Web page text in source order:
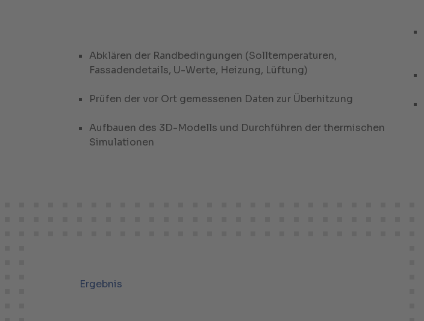
Abklären der Randbedingungen (Solltemperaturen,
Fassadendetails, U-Werte, Heizung, Lüftung)
Prüfen der vor Ort gemessenen Daten zur Überhitzung
Aufbauen des 3D-Modells und Durchführen der thermischen
Simulationen
Ergebnis